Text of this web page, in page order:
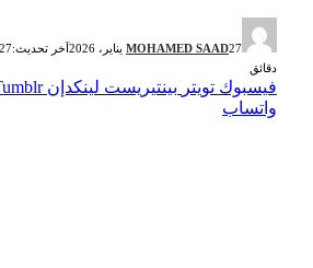
MOHAMED SAAD27 يناير، 2026 آخر تحديث:27 يناير، 2026
دقائق
فيسبوك تويتر بينتيريست لينكدإن Tumblr
واتساب